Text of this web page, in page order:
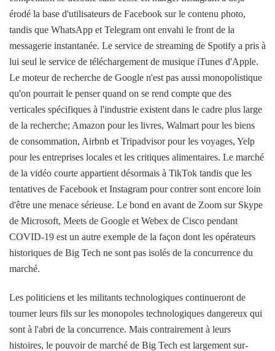
érodé la base d'utilisateurs de Facebook sur le contenu photo,
tandis que WhatsApp et Telegram ont envahi le front de la
messagerie instantanée. Le service de streaming de Spotify a pris à
lui seul le service de téléchargement de musique iTunes d'Apple.
Le moteur de recherche de Google n'est pas aussi monopolistique
qu'on pourrait le penser quand on se rend compte que des
verticales spécifiques à l'industrie existent dans le cadre plus large
de la recherche; Amazon pour les livres, Walmart pour les biens
de consommation, Airbnb et Tripadvisor pour les voyages, Yelp
pour les entreprises locales et les critiques alimentaires. Le marché
de la vidéo courte appartient désormais à TikTok tandis que les
tentatives de Facebook et Instagram pour contrer sont encore loin
d'être une menace sérieuse. Le bond en avant de Zoom sur Skype
de Microsoft, Meets de Google et Webex de Cisco pendant
COVID-19 est un autre exemple de la façon dont les opérateurs
historiques de Big Tech ne sont pas isolés de la concurrence du
marché.
Les politiciens et les militants technologiques continueront de
tourner leurs fils sur les monopoles technologiques dangereux qui
sont à l'abri de la concurrence. Mais contrairement à leurs
histoires, le pouvoir de marché de Big Tech est largement sur-